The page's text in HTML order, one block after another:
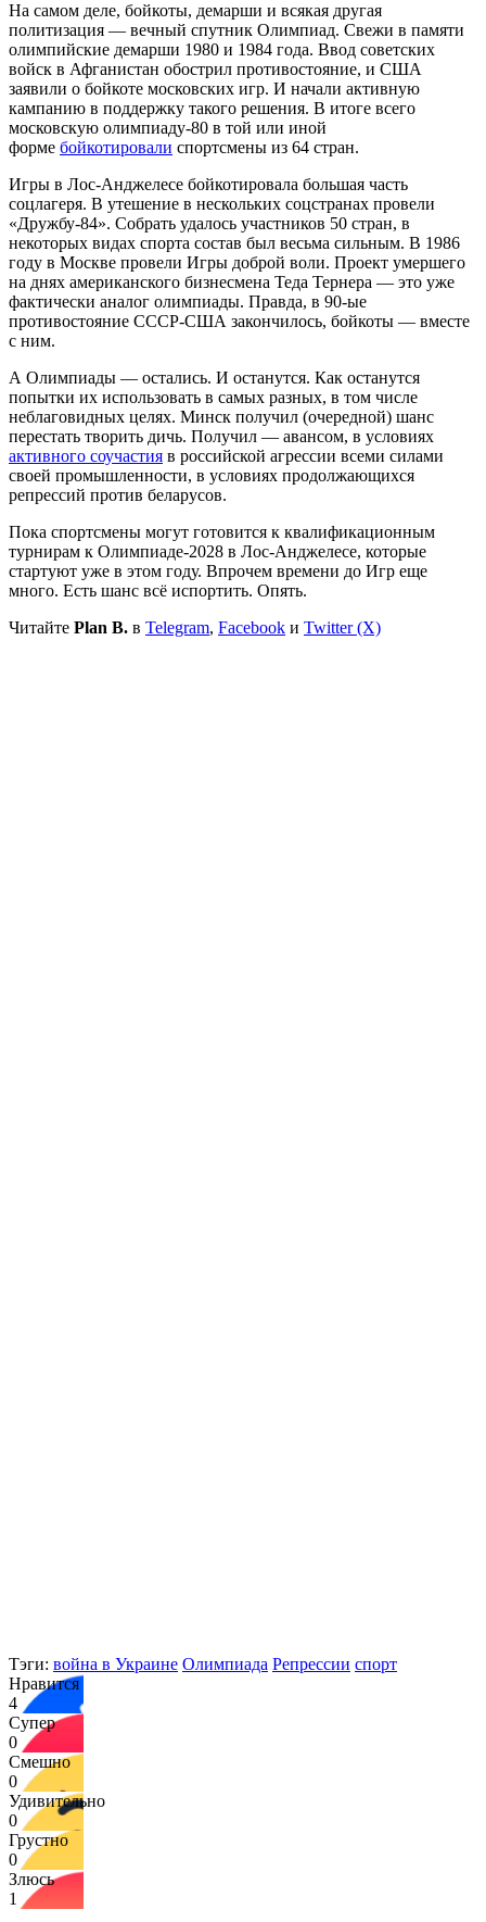
На самом деле, бойкоты, демарши и всякая другая
политизация — вечный спутник Олимпиад. Свежи в памяти
олимпийские демарши 1980 и 1984 года. Ввод советских
войск в Афганистан обострил противостояние, и США
заявили о бойкоте московских игр. И начали активную
кампанию в поддержку такого решения. В итоге всего
московскую олимпиаду-80 в той или иной
форме бойкотировали спортсмены из 64 стран.
Игры в Лос-Анджелесе бойкотировала большая часть
соцлагеря. В утешение в нескольких соцстранах провели
«Дружбу-84». Собрать удалось участников 50 стран, в
некоторых видах спорта состав был весьма сильным. В 1986
году в Москве провели Игры доброй воли. Проект умершего
на днях американского бизнесмена Теда Тернера — это уже
фактически аналог олимпиады. Правда, в 90-ые
противостояние СССР-США закончилось, бойкоты — вместе
с ним.
А Олимпиады — остались. И останутся. Как останутся
попытки их использовать в самых разных, в том числе
неблаговидных целях. Минск получил (очередной) шанс
перестать творить дичь. Получил — авансом, в условиях
активного соучастия в российской агрессии всеми силами
своей промышленности, в условиях продолжающихся
репрессий против беларусов.
Пока спортсмены могут готовится к квалификационным
турнирам к Олимпиаде-2028 в Лос-Анджелесе, которые
стартуют уже в этом году. Впрочем времени до Игр еще
много. Есть шанс всё испортить. Опять.
Читайте Plan B. в Telegram, Facebook и Twitter (X)
Тэги: война в Украине Олимпиада Репрессии спорт
Нравится
4
Супер
0
Смешно
0
Удивительно
0
Грустно
0
Злюсь
1